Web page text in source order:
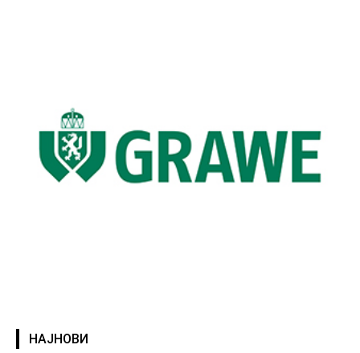
НАЈНОВИ